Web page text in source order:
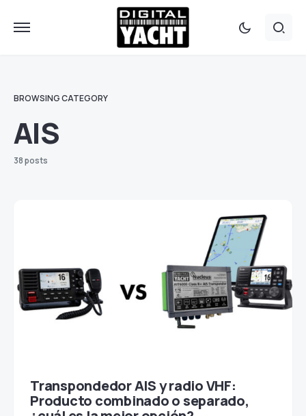
BROWSING CATEGORY
AIS
38 posts
Transpondedor AIS y radio VHF:
Producto combinado o separado,